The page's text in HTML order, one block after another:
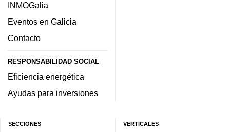
INMOGalia
Eventos en Galicia
Contacto
RESPONSABILIDAD SOCIAL
Eficiencia energética
Ayudas para inversiones
SECCIONES VERTICALES